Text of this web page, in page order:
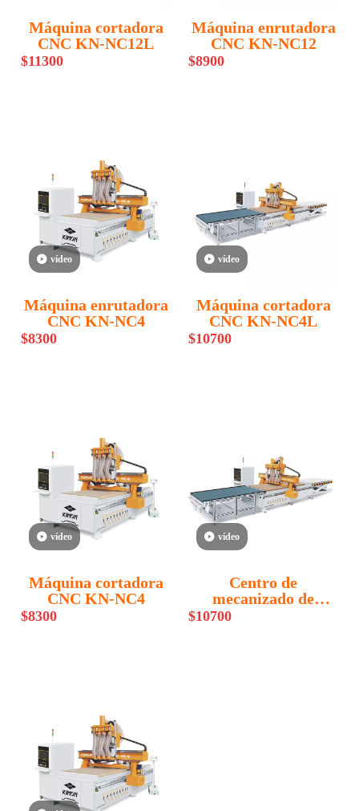
Máquina cortadora
CNC KN-NC12L
$11300
Máquina enrutadora
CNC KN-NC12
$8900
vídeo
Máquina enrutadora
CNC KN-NC4
$8300
vídeo
Máquina cortadora
CNC KN-NC4L
$10700
vídeo
Máquina cortadora
CNC KN-NC4
$8300
vídeo
Centro de
mecanizado de
cuatro procesos KN-
$10700